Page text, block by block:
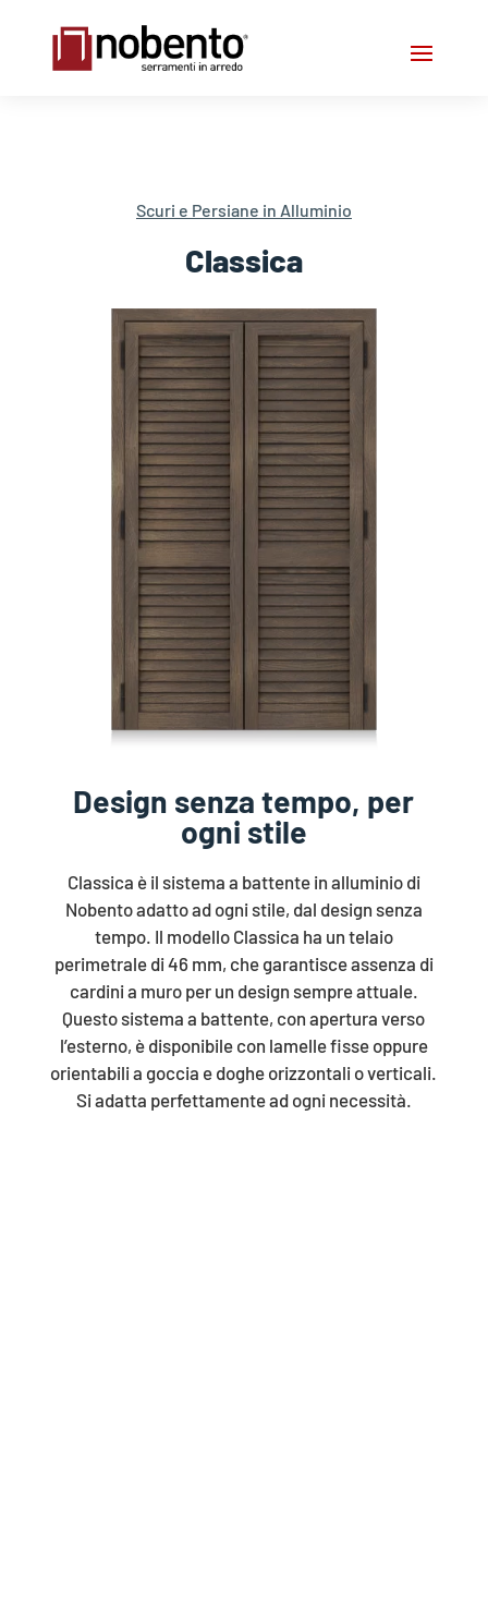
Scuri e Persiane in Alluminio
Classica
Design senza tempo, per
ogni stile
Classica è il sistema a battente in alluminio di
Nobento adatto ad ogni stile, dal design senza
tempo. Il modello Classica ha un telaio
perimetrale di 46 mm, che garantisce assenza di
cardini a muro per un design sempre attuale.
Questo sistema a battente, con apertura verso
l’esterno, è disponibile con lamelle fisse oppure
orientabili a goccia e doghe orizzontali o verticali.
Si adatta perfettamente ad ogni necessità.